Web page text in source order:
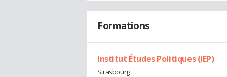
Formations
Institut Études Politiques (IEP)
Strasbourg